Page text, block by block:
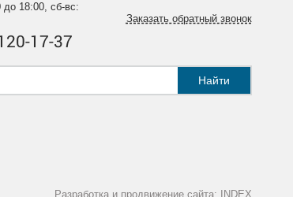
до 18:00, сб-вс:
17-37
Заказать обратный звонок
Найти
Разработка и продвижение сайта: INDEX